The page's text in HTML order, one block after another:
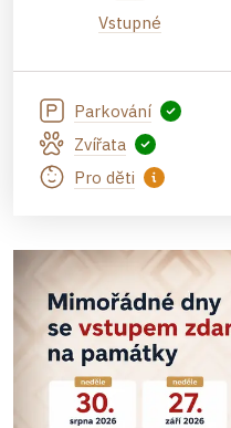
Vstupné
Parkování
Zvířata
Pro děti